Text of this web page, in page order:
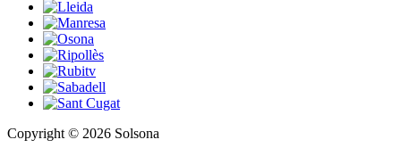
Copyright © 2026 Solsona